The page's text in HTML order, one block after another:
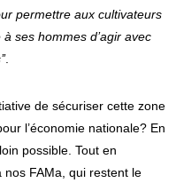
permettre aux cultivateurs
ses hommes d’agir avec
.
de sécuriser cette zone
l’économie nationale? En
possible. Tout en
FAMa, qui restent le